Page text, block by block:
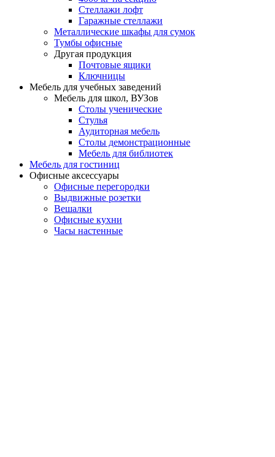
Стеллажи лофт
Гаражные стеллажи
Металлические шкафы для сумок
Тумбы офисные
Другая продукция
Почтовые ящики
Ключницы
Мебель для учебных заведений
Мебель для школ, ВУЗов
Столы ученические
Стулья
Аудиторная мебель
Столы демонстрационные
Мебель для библиотек
Мебель для гостиниц
Офисные аксессуары
Офисные перегородки
Выдвижные розетки
Вешалки
Офисные кухни
Часы настенные